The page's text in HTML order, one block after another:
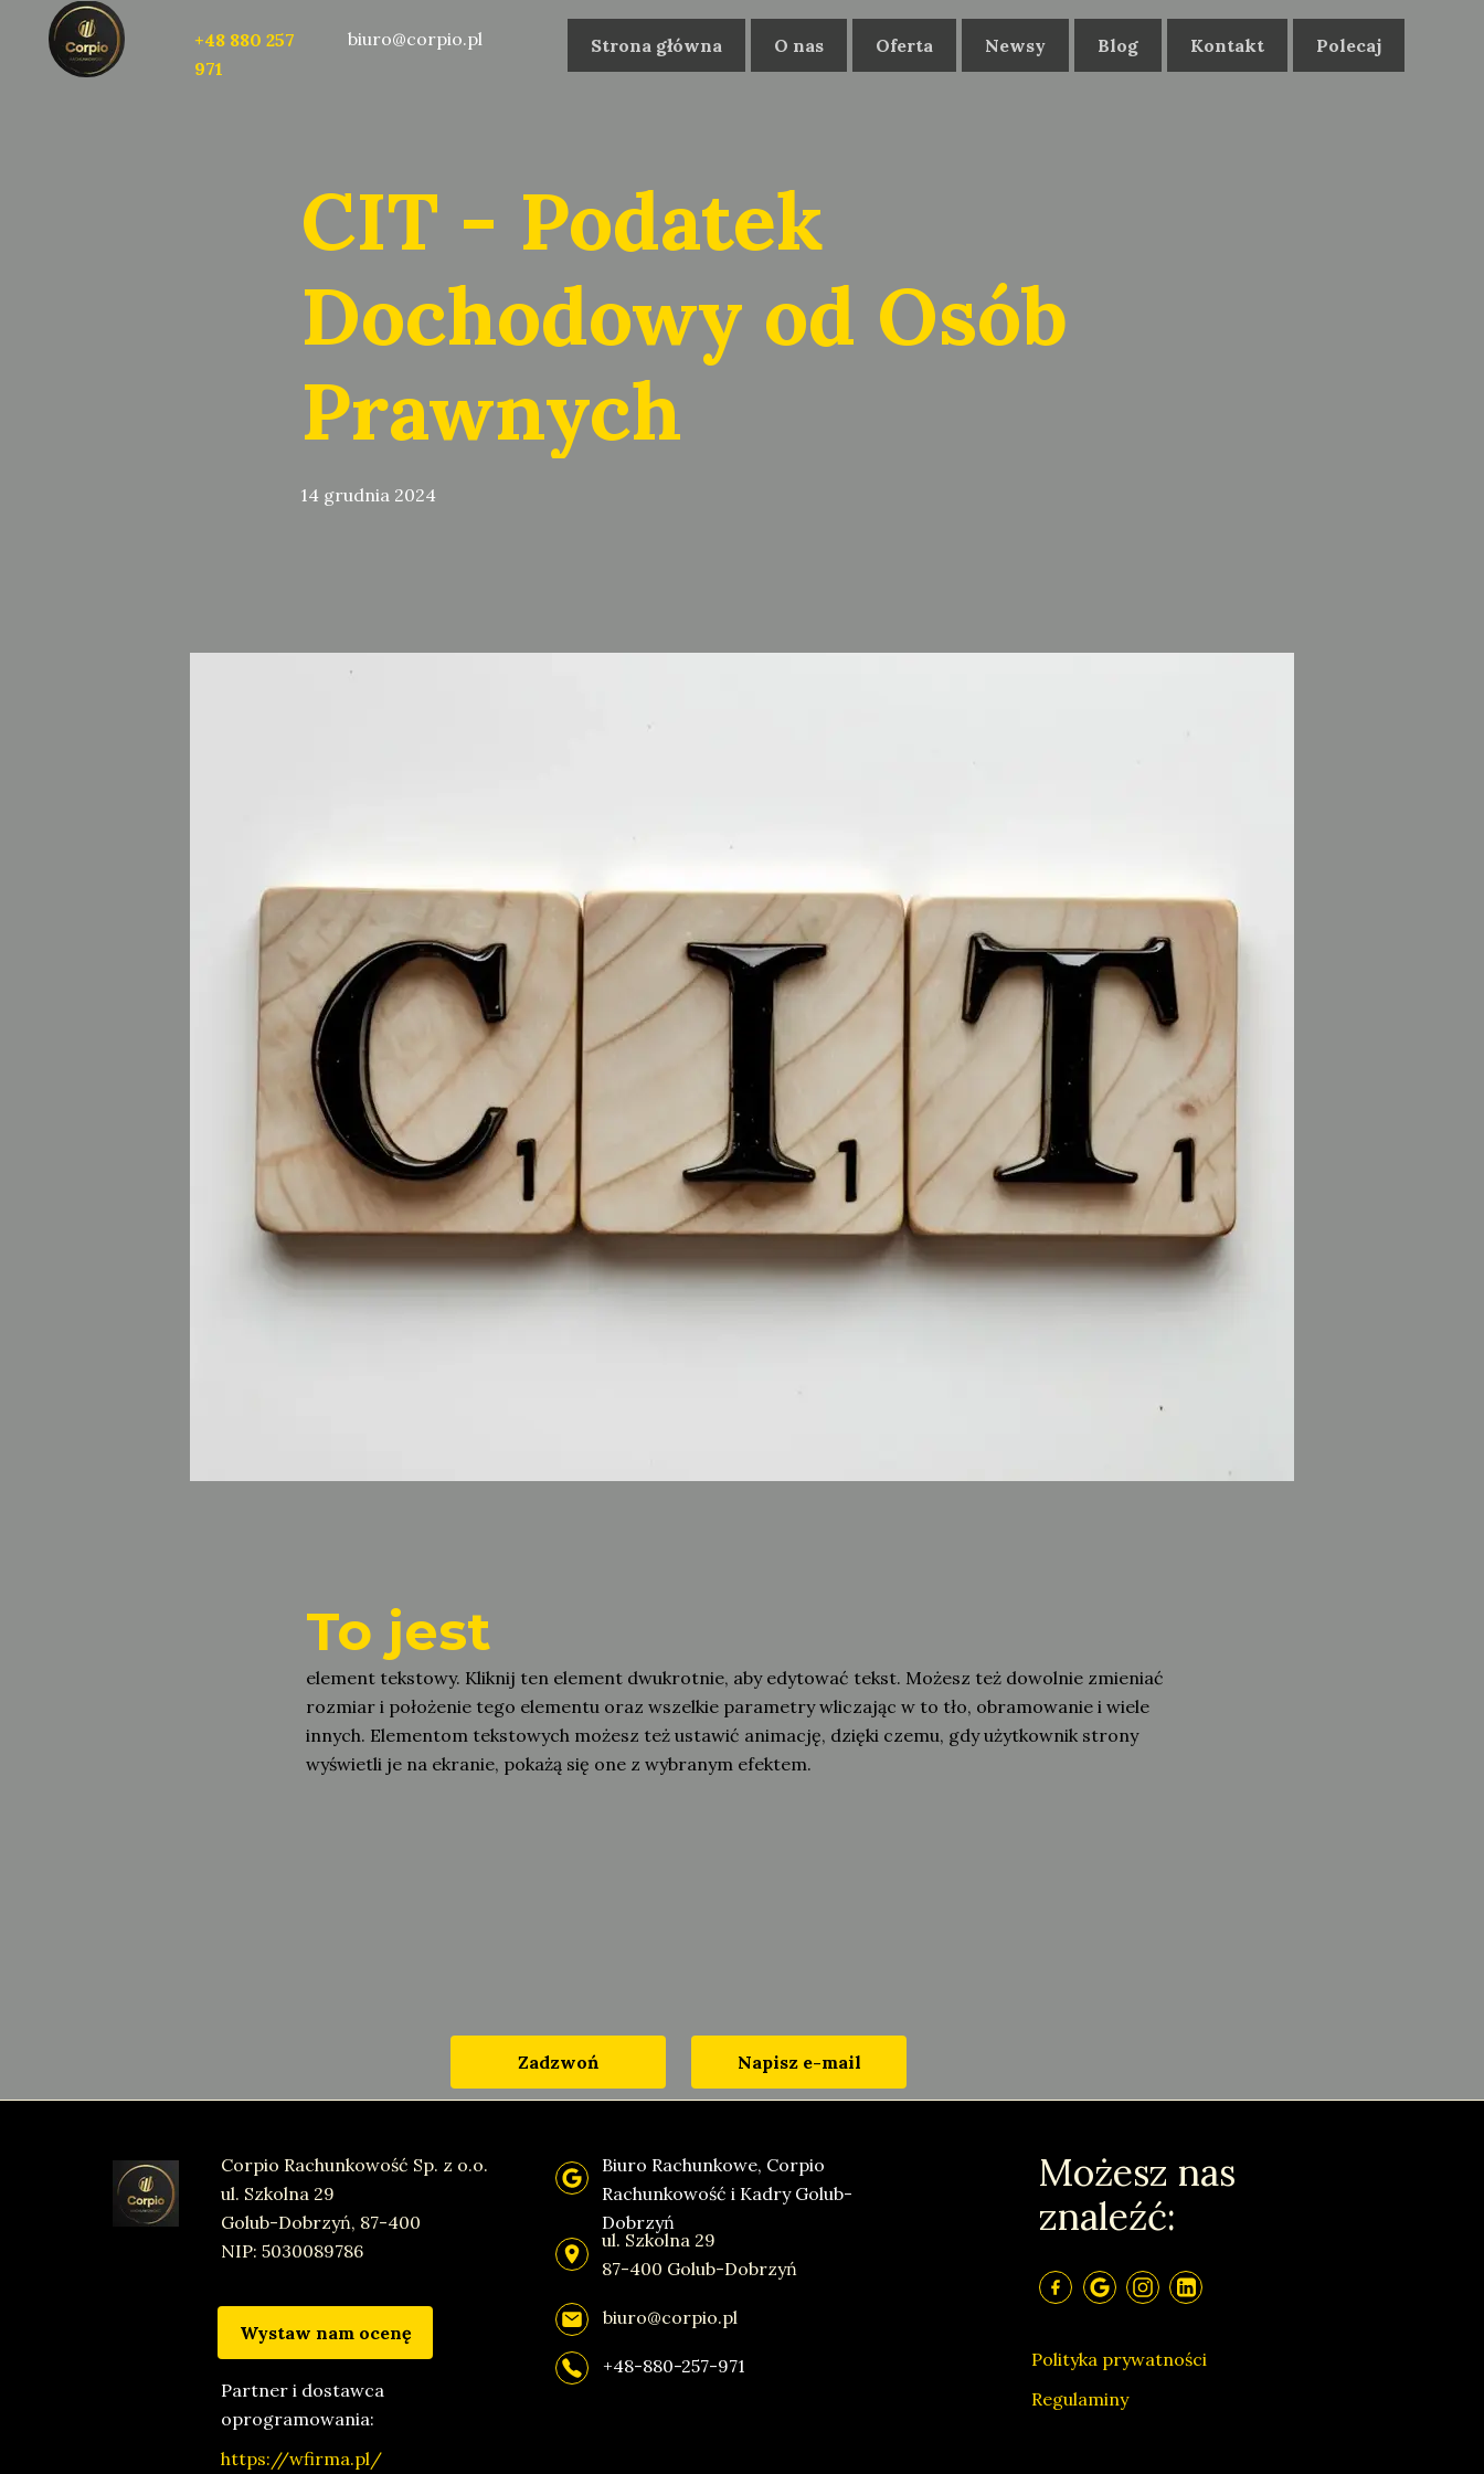
biuro@corpio.pl
+48 880 257
971
Strona główna O nas Oferta Newsy Blog Kontakt Polecaj
CIT - Podatek
Dochodowy od Osób
Prawnych
14 grudnia 2024
To jest
element tekstowy. Kliknij ten element dwukrotnie, aby edytować tekst. Możesz też dowolnie zmieniać
rozmiar i położenie tego elementu oraz wszelkie parametry wliczając w to tło, obramowanie i wiele
innych. Elementom tekstowych możesz też ustawić animację, dzięki czemu, gdy użytkownik strony
wyświetli je na ekranie, pokażą się one z wybranym efektem.
Zadzwoń Napisz e-mail
Partner i dostawca
oprogramowania:
https://wfirma.pl/
+48-880-257-971
biuro@corpio.pl
Corpio Rachunkowość Sp. z o.o.
ul. Szkolna 29
Golub-Dobrzyń, 87-400
NIP: 5030089786
Biuro Rachunkowe, Corpio
Rachunkowość i Kadry Golub-
Dobrzyń
ul. Szkolna 29
87-400 Golub-Dobrzyń
Możesz nas
znaleźć:
Regulaminy
Polityka prywatności
Wystaw nam ocenę